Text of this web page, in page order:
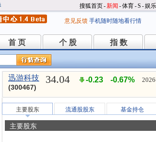
搜狐首页-新闻 -体育-S -娱乐
意见反馈 手机随时随地看行情
首 页
首 页 个 股
个 股 指 数
指 数
迅游科技
(300467)
34.04 -0.23 -0.67%
主要股东 流通股股东 基金持仓
主要股东